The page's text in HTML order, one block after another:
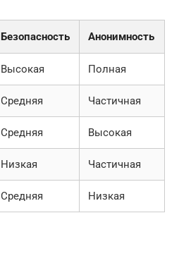
Безопасность Анонимность
Высокая Полная
Средняя Частичная
Средняя Высокая
Низкая Частичная
Средняя Низкая